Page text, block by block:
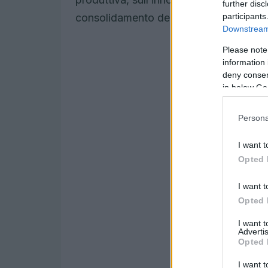
further
Please
information
deny
in below
I want
Opted
I want
Opted
I want
Opted
I want
consolidamento della presenza nel